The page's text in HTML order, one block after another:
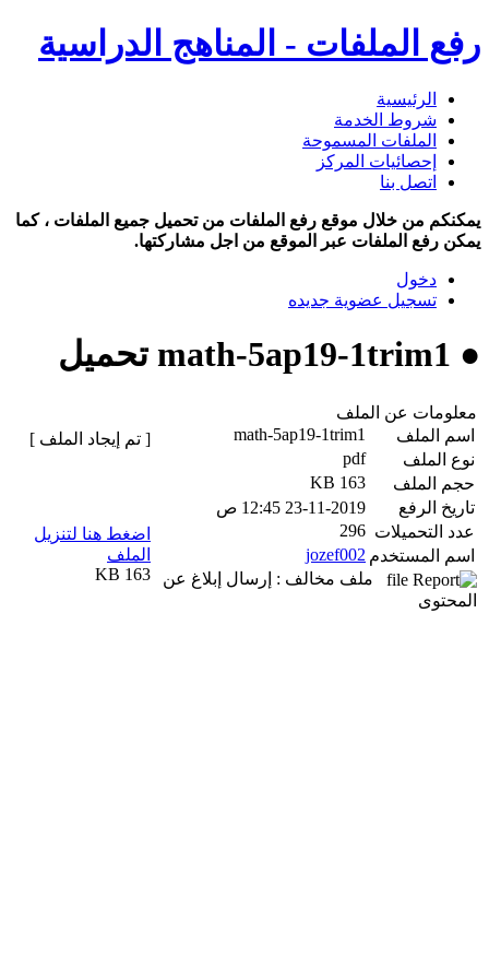
رفع الملفات - المناهج الدراسية
الرئيسية
شروط الخدمة
الملفات المسموحة
إحصائيات المركز
اتصل بنا
يمكنكم من خلال موقع رفع الملفات من تحميل جميع الملفات ، كما
يمكن رفع الملفات عبر الموقع من اجل مشاركتها.
دخول
تسجيل عضوية جديده
● math-5ap19-1trim1 تحميل
معلومات عن الملف
اسم الملف
math-5ap19-1trim1
نوع الملف
pdf
حجم الملف
163 KB
تاريخ الرفع
23-11-2019 12:45 ص
عدد التحميلات 296
اسم المستخدم jozef002
ملف مخالف : إرسال إبلاغ عن
المحتوى
[ تم إيجاد الملف ]
اضغط هنا لتنزيل
الملف
163 KB